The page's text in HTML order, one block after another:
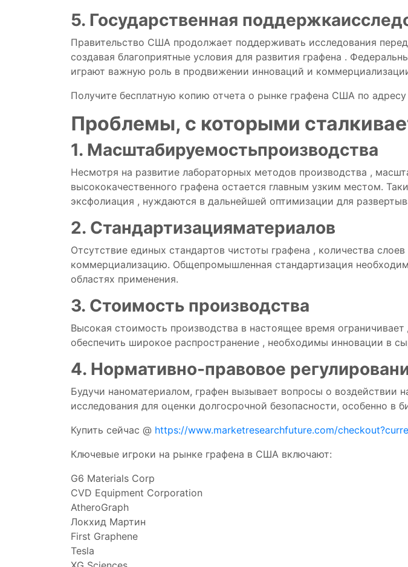
5. Государственная поддержка
Правительство США продолжает поддерживать исследования
создавая благоприятные условия для развития графена .
играют важную роль в продвижении инноваций и
Получите бесплатную копию отчета о рынке графена США по адресу
Проблемы, с которыми
1. Масштабируемостьпроизводства
Несмотря на развитие лабораторных методов производства ,
высококачественного графена остается главным узким местом.
эксфолиация , нуждаются в дальнейшей оптимизации для
2. Стандартизацияматериалов
Отсутствие единых стандартов чистоты графена , количества слоев
коммерциализацию. Общепромышленная стандартизация
областях применения.
3. Стоимость производства
Высокая стоимость производства в настоящее время ограничивает
обеспечить широкое распространение , необходимы инновации в
4. Нормативно-правовое
Будучи наноматериалом, графен вызывает вопросы о воздействии
исследования для оценки долгосрочной безопасности, особенно в
Купить сейчас @ https://www.marketresearchfuture.com/
Ключевые игроки на рынке графена в США включают:
G6 Materials Corp
CVD Equipment Corporation
AtheroGraph
Локхид Мартин
First Graphene
Tesla